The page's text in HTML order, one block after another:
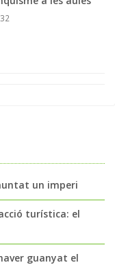
un imperi
turística: el
guanyat el